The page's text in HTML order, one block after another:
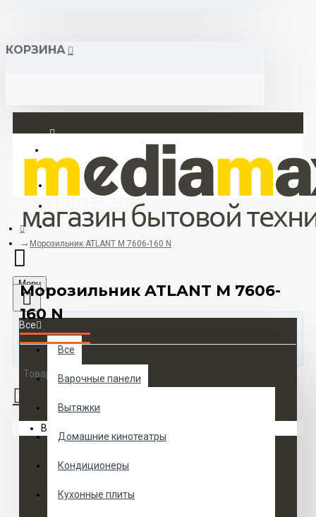
КОРЗИНА
Регистрация
+375 33 673 17 31 (МТС)
Menu
Все
Все
Варочные панели
Вытяжки
Домашние кинотеатры
Кондиционеры
Кухонные плиты
Товаров 0 (0 руб.)
Ваша корзина пуста!
Морозильник ATLANT М 7606-160 N
Морозильник ATLANT М 7606-
160 N